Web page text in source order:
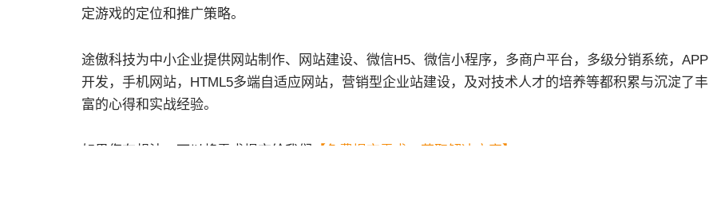
定游戏的定位和推广策略。
途傲科技为中小企业提供网站制作、网站建设、微信H5、微信小程序，多商户平台，多级分销系统，APP
开发，手机网站，HTML5多端自适应网站，营销型企业站建设，及对技术人才的培养等都积累与沉淀了丰
富的心得和实战经验。
如果您有想法，可以将需求提交给我们 【免费提交需求，获取解决方案】